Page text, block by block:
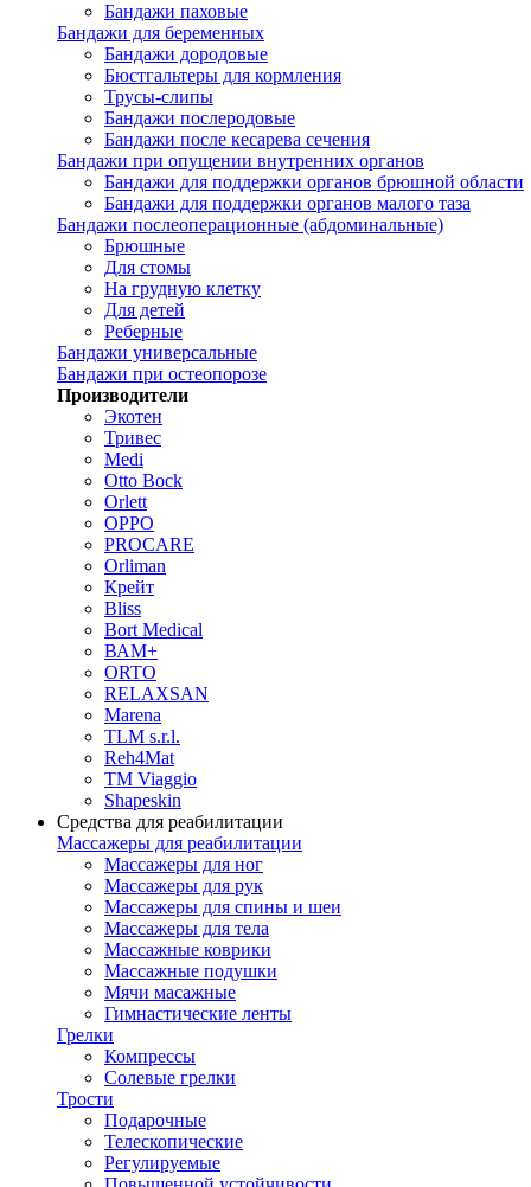
Бандажи паховые
Бандажи для беременных
Бандажи дородовые
Бюстгальтеры для кормления
Трусы-слипы
Бандажи послеродовые
Бандажи после кесарева сечения
Бандажи при опущении внутренних органов
Бандажи для поддержки органов брюшной области
Бандажи для поддержки органов малого таза
Бандажи послеоперационные (абдоминальные)
Брюшные
Для стомы
На грудную клетку
Для детей
Реберные
Бандажи универсальные
Бандажи при остеопорозе
Производители
Экотен
Тривес
Medi
Otto Bock
Orlett
OPPO
PROCARE
Orliman
Крейт
Bliss
Bort Medical
ВАМ+
ORTO
RELAXSAN
Marena
TLM s.r.l.
Reh4Mat
TM Viaggio
Shapeskin
Средства для реабилитации
Массажеры для реабилитации
Массажеры для ног
Массажеры для рук
Массажеры для спины и шеи
Массажеры для тела
Массажные коврики
Массажные подушки
Мячи масажные
Гимнастические ленты
Грелки
Компрессы
Солевые грелки
Трости
Подарочные
Телескопические
Регулируемые